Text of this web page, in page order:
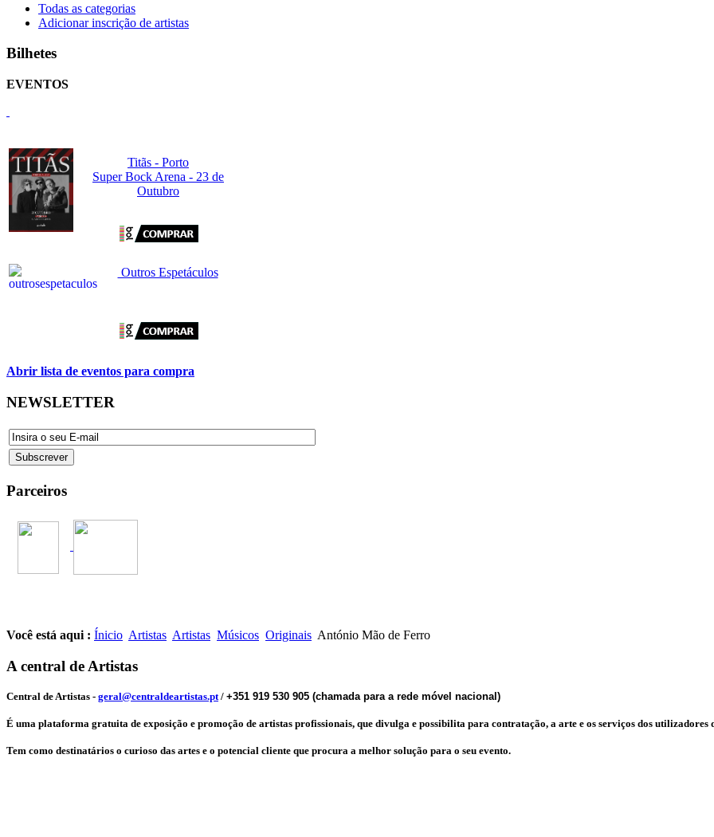
Todas as categorias
Adicionar inscrição de artistas
Bilhetes
EVENTOS
Titãs - Porto
Super Bock Arena - 23 de
Outubro
Outros Espetáculos
Abrir lista de eventos para compra
NEWSLETTER
Parceiros
Você está aqui : Ínicio Artistas Artistas Músicos Originais António Mão de Ferro
A central de Artistas
Central de Artistas - geral@centraldeartistas.pt/ +351 919 530 905 (chamada para a rede móvel nacional)
É uma plataforma gratuita de exposição e promoção de artistas profissionais, que divulga e possibilita para contratação, a arte e os serviços dos utilizadores
Tem como destinatários o curioso das artes e o potencial cliente que procura a melhor solução para o seu evento.